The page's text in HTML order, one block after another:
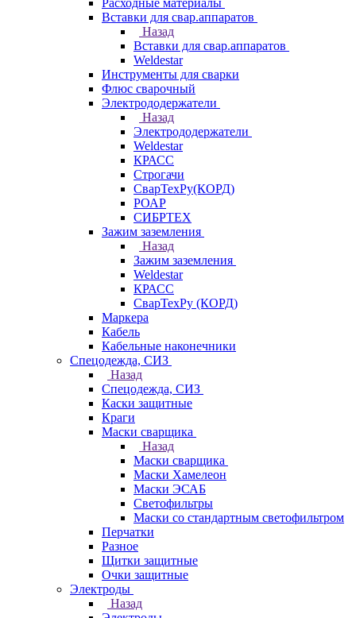
Расходные материалы
Вставки для свар.аппаратов
Назад
Вставки для свар.аппаратов
Weldestar
Инструменты для сварки
Флюс сварочный
Электрододержатели
Назад
Электрододержатели
Weldestar
КРАСС
Строгачи
СварТехРу(КОРД)
РОАР
СИБРТЕХ
Зажим заземления
Назад
Зажим заземления
Weldestar
КРАСС
СварТехРу (КОРД)
Маркера
Кабель
Кабельные наконечники
Спецодежда, СИЗ
Назад
Спецодежда, СИЗ
Каски защитные
Краги
Маски сварщика
Назад
Маски сварщика
Маски Хамелеон
Маски ЭСАБ
Светофильтры
Маски со стандартным светофильтром
Перчатки
Разное
Щитки защитные
Очки защитные
Электроды
Назад